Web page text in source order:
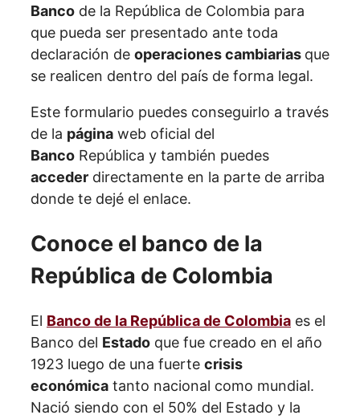
Banco de la República de Colombia para
que pueda ser presentado ante toda
declaración de operaciones cambiarias que
se realicen dentro del país de forma legal.
Este formulario puedes conseguirlo a través
de la página web oficial del
Banco República y también puedes
acceder directamente en la parte de arriba
donde te dejé el enlace.
Conoce el banco de la
República de Colombia
El Banco de la República de Colombia es el
Banco del Estado que fue creado en el año
1923 luego de una fuerte crisis
económica tanto nacional como mundial.
Nació siendo con el 50% del Estado y la